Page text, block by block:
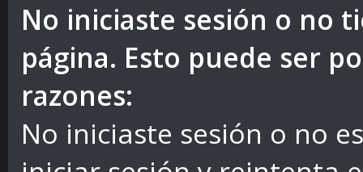
No iniciaste sesión o no
página. Esto puede ser
razones:
No iniciaste sesión o no